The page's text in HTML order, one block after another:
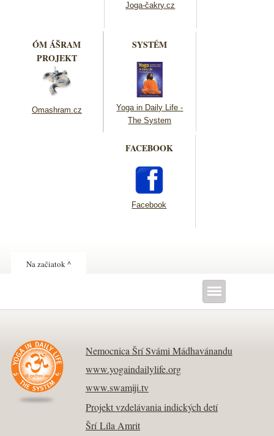
Joga-čakry.cz
ÓM ÁŠRAM
PROJEKT
Omashram.cz
SYSTÉM
Yoga in Daily Life -
The System
FACEBOOK
Facebook
Na začiatok ^
Nemocnica Šrí Svámi Mádhavánandu
www.yogaindailylife.org
www.swamiji.tv
Projekt vzdelávania indických detí
Šrí Líla Amrit